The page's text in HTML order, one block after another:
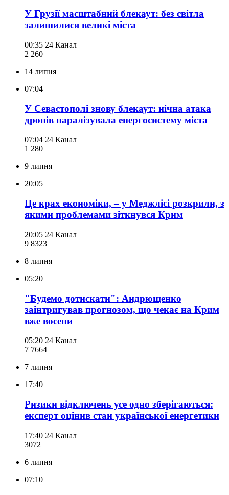
У Грузії масштабний блекаут: без світла
залишилися великі міста
00:35 24 Канал
2 260
14 липня
07:04
У Севастополі знову блекаут: нічна атака
дронів паралізувала енергосистему міста
07:04 24 Канал
1 280
9 липня
20:05
Це крах економіки, – у Меджлісі розкрили, з
якими проблемами зіткнувся Крим
20:05 24 Канал
9 8323
8 липня
05:20
"Будемо дотискати": Андрющенко
заінтригував прогнозом, що чекає на Крим
вже восени
05:20 24 Канал
7 7664
7 липня
17:40
Ризики відключень усе одно зберігаються:
експерт оцінив стан української енергетики
17:40 24 Канал
3072
6 липня
07:10